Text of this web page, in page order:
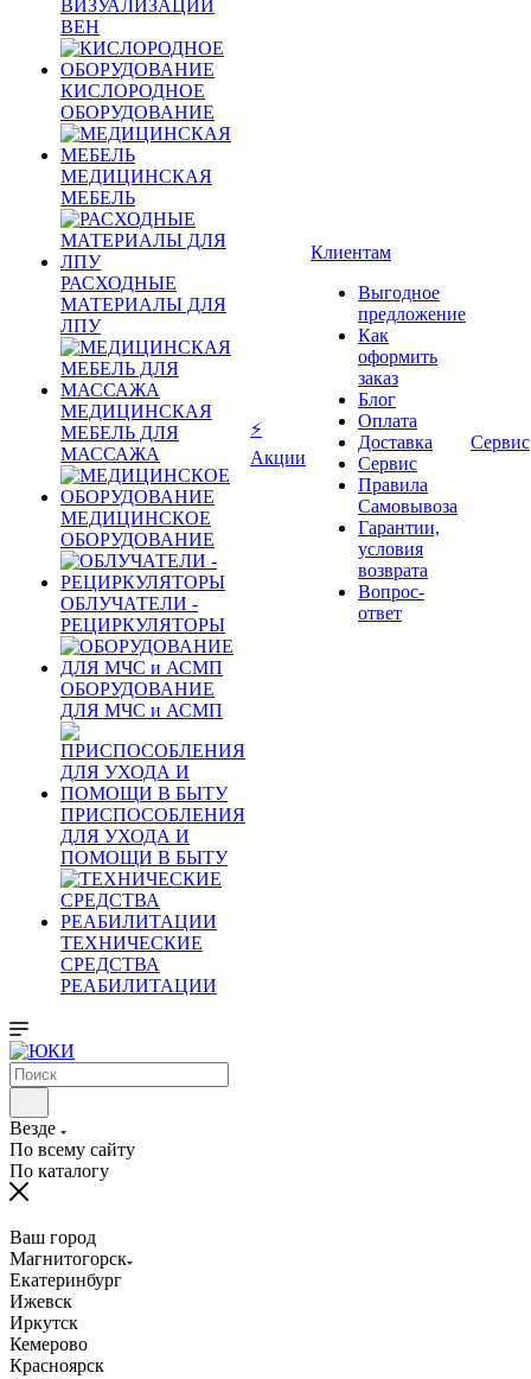
ВИЗУАЛИЗАЦИИ
ВЕН
КИСЛОРОДНОЕ
ОБОРУДОВАНИЕ
МЕДИЦИНСКАЯ
МЕБЕЛЬ
РАСХОДНЫЕ
МАТЕРИАЛЫ ДЛЯ
ЛПУ
МЕДИЦИНСКАЯ
МЕБЕЛЬ ДЛЯ
МАССАЖА
МЕДИЦИНСКОЕ
ОБОРУДОВАНИЕ
ОБЛУЧАТЕЛИ -
РЕЦИРКУЛЯТОРЫ
ОБОРУДОВАНИЕ
ДЛЯ МЧС и АСМП
ПРИСПОСОБЛЕНИЯ
ДЛЯ УХОДА И
ПОМОЩИ В БЫТУ
ТЕХНИЧЕСКИЕ
СРЕДСТВА
РЕАБИЛИТАЦИИ
⚡
Акции
Клиентам
Выгодное
предложение
Как
оформить
заказ
Блог
Оплата
Доставка
Сервис
Правила
Самовывоза
Гарантии,
условия
возврата
Вопрос-
ответ
Сервис
Везде
По всему сайту
По каталогу
Ваш город
Магнитогорск
Екатеринбург
Ижевск
Иркутск
Кемерово
Красноярск